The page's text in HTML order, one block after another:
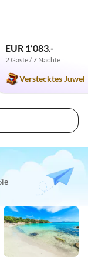
EUR 1’083.-
2 Gäste / 7 Nächte
Verstecktes Juwel